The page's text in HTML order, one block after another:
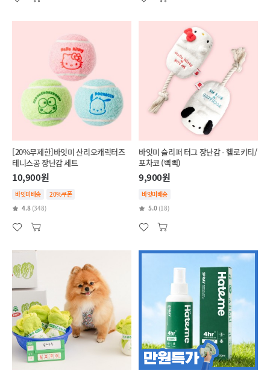
[20%무제한]바잇미 산리오캐릭터즈
테니스공 장난감 세트
10,900원
바잇미배송
20%쿠폰
4.8 (348)
바잇미 슬리퍼 터그 장난감 - 헬로키티/
포차코 (삑삑)
9,900원
바잇미배송
5.0 (18)